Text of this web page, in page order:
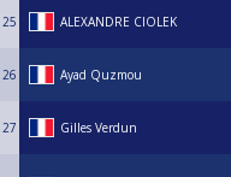
25 ALEXANDRE CIOLEK
26 Ayad Quzmou
27 Gilles Verdun